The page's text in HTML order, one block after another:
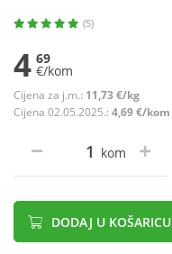
(5)
4 69
€/kom
Cijena za j.m.: 11,73 €/kg
Cijena 02.05.2025.: 4,69 €/kom
kom
DODAJ U KOŠARICU